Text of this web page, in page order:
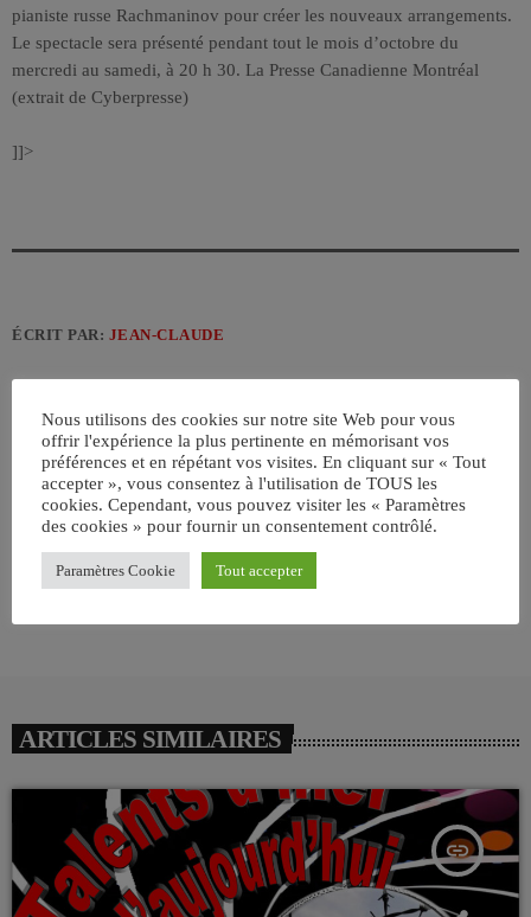
pianiste russe Rachmaninov pour créer les nouveaux arrangements.
Le spectacle sera présenté pendant tout le mois d’octobre du
mercredi au samedi, à 20 h 30. La Presse Canadienne Montréal
(extrait de Cyberpresse)
]]>
ÉCRIT PAR: JEAN-CLAUDE
email
ARTICLES SIMILAIRES
insert_link
Nous utilisons des cookies sur notre site Web pour vous
offrir l'expérience la plus pertinente en mémorisant vos
préférences et en répétant vos visites. En cliquant sur « Tout
accepter », vous consentez à l'utilisation de TOUS les
cookies. Cependant, vous pouvez visiter les « Paramètres
des cookies » pour fournir un consentement contrôlé.
Paramètres Cookie Tout accepter